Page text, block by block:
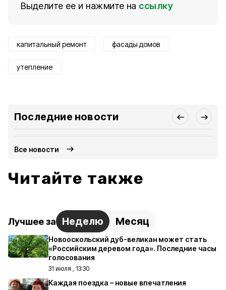
Выделите ее и нажмите на ссылку
капитальный ремонт фасады домов
утепление
Последние новости
Все новости
Читайте также
Лучшее за Неделю Месяц
Новооскольский дуб-великан может стать
«Российским деревом года». Последние часы
голосования
31 июля , 13:30
Каждая поездка – новые впечатления